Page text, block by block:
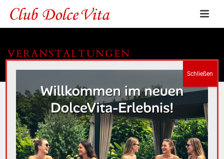
VERANSTALTUNGEN
Es sind keine anstehenden Veranstaltungen vorhanden.